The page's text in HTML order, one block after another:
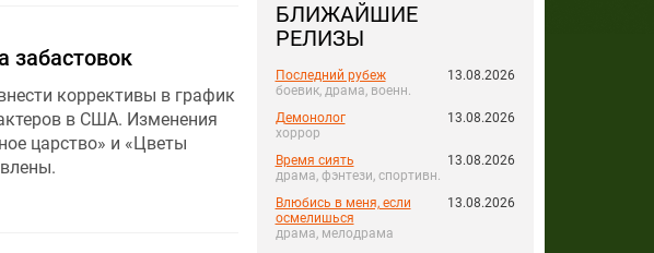
БЛИЖАЙШИЕ
РЕЛИЗЫ
Последний рубеж
боевик, драма, военн.
13.08.2026
Демонолог
хоррор
13.08.2026
Время сиять
драма, фэнтези, спортивн.
13.08.2026
Влюбись в меня, если
осмелишься
драма, мелодрама
13.08.2026
забастовок
коррективы в график
в США. Изменения
царство» и «Цветы